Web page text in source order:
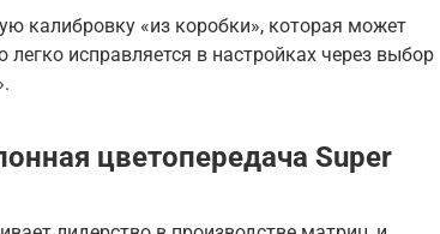
калибровку «из коробки», которая может
исправляется в настройках через выбор
цветопередача Super